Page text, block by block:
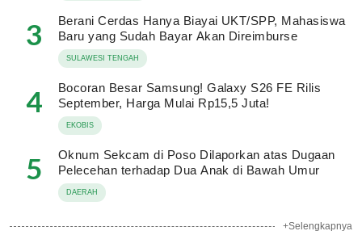
3
Berani Cerdas Hanya Biayai UKT/SPP, Mahasiswa
Baru yang Sudah Bayar Akan Direimburse
SULAWESI TENGAH
4
Bocoran Besar Samsung! Galaxy S26 FE Rilis
September, Harga Mulai Rp15,5 Juta!
EKOBIS
5
Oknum Sekcam di Poso Dilaporkan atas Dugaan
Pelecehan terhadap Dua Anak di Bawah Umur
DAERAH
+Selengkapnya